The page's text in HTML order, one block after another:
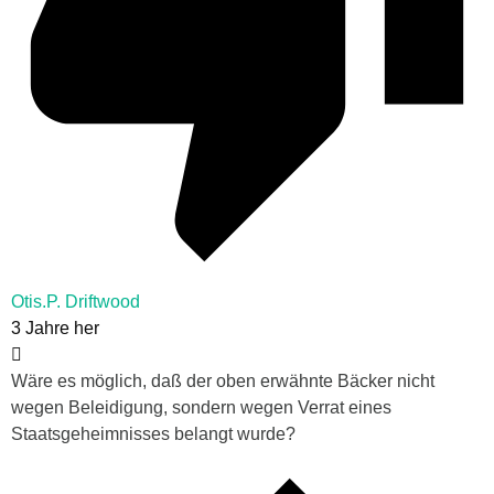
Otis.P. Driftwood
3 Jahre her
Wäre es möglich, daß der oben erwähnte Bäcker nicht
wegen Beleidigung, sondern wegen Verrat eines
Staatsgeheimnisses belangt wurde?